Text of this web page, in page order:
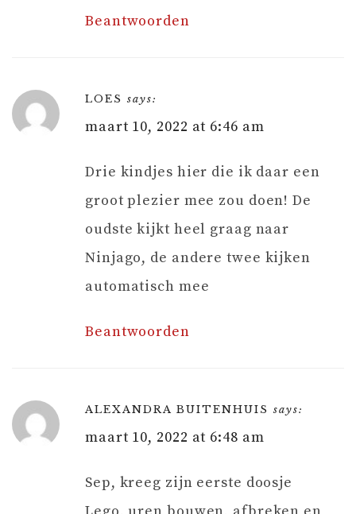
Beantwoorden
LOES says:
maart 10, 2022 at 6:46 am
Drie kindjes hier die ik daar een
groot plezier mee zou doen! De
oudste kijkt heel graag naar
Ninjago, de andere twee kijken
automatisch mee
Beantwoorden
ALEXANDRA BUITENHUIS says:
maart 10, 2022 at 6:48 am
Sep, kreeg zijn eerste doosje